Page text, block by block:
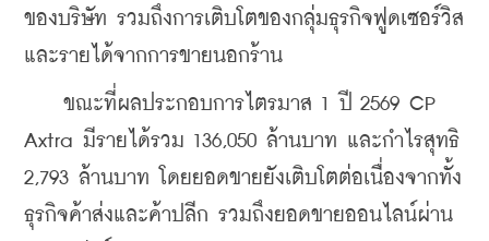
ของบริษัท รวมถึงการเติบโตของกลุ่มธุรกิจฟูดเซอร์วิส
และรายได้จากการขายนอกร้าน
ขณะที่ผลประกอบการไตรมาส 1 ปี 2569 CP
Axtra มีรายได้รวม 136,050 ล้านบาท และกำไรสุทธิ
2,793 ล้านบาท โดยยอดขายยังเติบโตต่อเนื่องจากทั้ง
ธุรกิจค้าส่งและค้าปลีก รวมถึงยอดขายออนไลน์ผ่าน